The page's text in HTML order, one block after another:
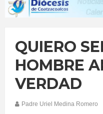
QUIERO
HOMBRE
VERDAD
Padre Uriel Medina Romero